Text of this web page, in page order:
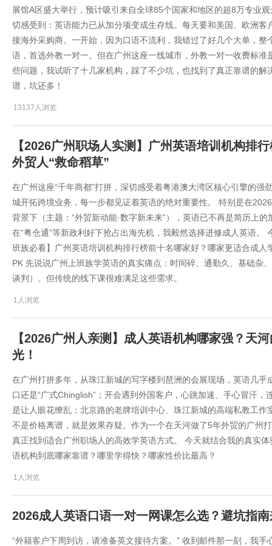
展馆A区盛大举行，预计吸引来自全球85个国家和地区的超8万专业
切感受到：英语能力已从加分项变成生存线。每天要和美国、欧洲
接海外采购商。一开始，因为口语不流利，我错过了好几个大单，
语，首选外教一对一。但在广州这座一线城市，外教一对一收费标
些问题，我试听了十几家机构，踩了不少坑，也找到了真正靠谱的
谱，坑还多！
13137人浏览
【2026广州职场人实测】广州英语培训机构排
外贸人“救命稻草”
在广州这座“千年商都”打拼，深切感受着粤港澳大湾区核心引擎的
城开拓跨境业务，每一步都见证着英语的绝对重要性。 特别是在
背景下（主题：“外贸新动能·数字新未来”），英语已不再是简历上
在“粤仓通”等新政利好下抢占出海先机，我毅然选择进修成人英语
班族必看】广州英语培训机构排行榜前十名哪家好？哪家更适合成
PK 先说说广州上班族学英语的真实痛点：时间碎、通勤久、基础杂
谈判）。但传统的线下课很难满足这些需求。
1人浏览
【2026广州人亲测】成人英语机构哪家强？天
光！
在广州打拼多年，从珠江新城的写字楼到琶洲的会展现场，英语几
口还是“广式Chinglish”；开会遇到外国客户，心跳加速、手心冒汗
是让人眼花缭乱：北京路的老牌培训中心、珠江新城的高端私教工
不是价格离谱，就是效果存疑。作为一个在天河做了5年外贸的广州
真正找到适合广州职场人的高效学英语方式。 今天就结合我的真实
语机构到底哪家靠谱？哪里学得快？哪家性价比最高？
1人浏览
2026成人英语口语一对一网课怎么选？避坑指
“外籍客户下周到访，请准备英文接待方案。” 收到邮件那一刻，我